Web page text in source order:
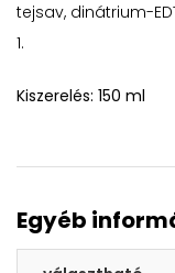
tejsav, dinátrium-
1.
Kiszerelés: 150 ml
Egyéb